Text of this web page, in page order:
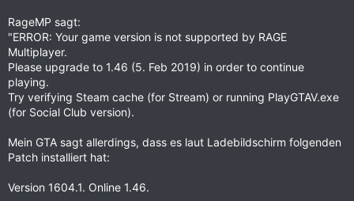
RageMP sagt:
"ERROR: Your game version is not supported by RAGE
Multiplayer.
Please upgrade to 1.46 (5. Feb 2019) in order to continue
playing.
Try verifying Steam cache (for Stream) or running PlayGTAV.exe
(for Social Club version).
Mein GTA sagt allerdings, dass es laut Ladebildschirm folgenden
Patch installiert hat:
Version 1604.1. Online 1.46.